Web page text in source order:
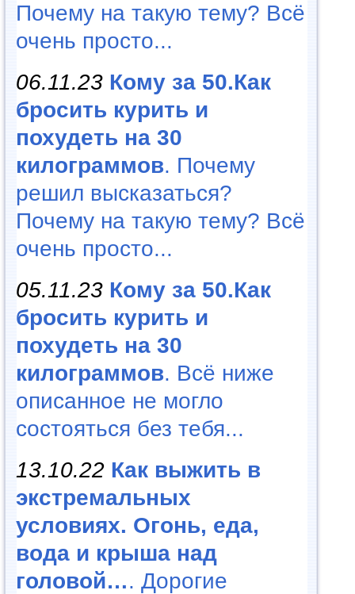
Почему на такую тему? Всё
очень просто...
06.11.23 Кому за 50.Как
бросить курить и
похудеть на 30
килограммов. Почему
решил высказаться?
Почему на такую тему? Всё
очень просто...
05.11.23 Кому за 50.Как
бросить курить и
похудеть на 30
килограммов. Всё ниже
описанное не могло
состояться без тебя...
13.10.22 Как выжить в
экстремальных
условиях. Огонь, еда,
вода и крыша над
головой…. Дорогие